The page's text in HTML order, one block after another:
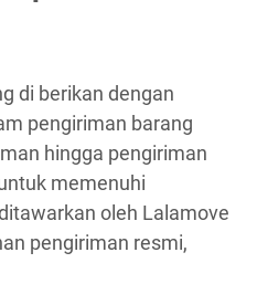
di berikan dengan
pengiriman barang
hingga pengiriman
memenuhi
oleh Lalamove
pengiriman resmi,